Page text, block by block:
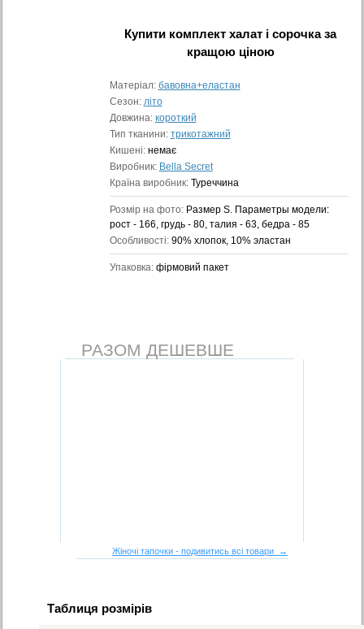
Купити комплект халат і сорочказа
кращою ціною
Матеріал: бавовна+еластан
Сезон: літо
Довжина: короткий
Тип тканини: трикотажний
Кишені: немає
Виробник: Bella Secret
Країна виробник: Туреччина
Розмір на фото: Размер S. Параметры модели:
рост - 166, грудь - 80, талия - 63, бедра - 85
Особливості: 90% хлопок, 10% эластан
Упаковка: фірмовий пакет
РАЗОМ ДЕШЕВШЕ
Жіночі тапочки - подивитись всі товари →
Таблиця розмірів